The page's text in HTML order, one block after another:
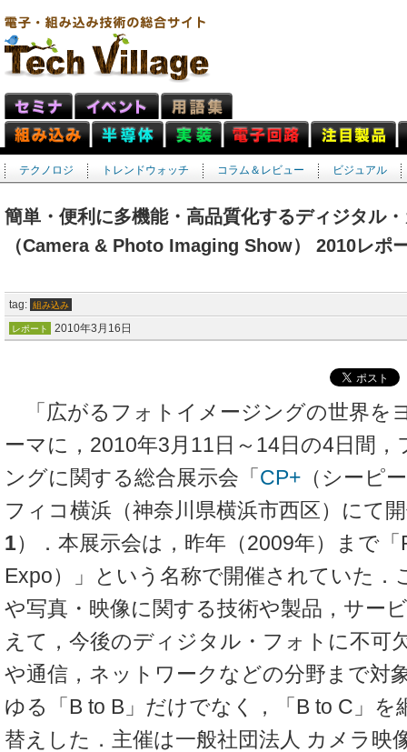
テクノロジ トレンドウォッチ コラム＆レビュー ビジュアル
簡単・便利に多機能・高品質化するディジタル
（Camera & Photo Imaging Show） 2010レポ
tag: 組み込み
レポート 2010年3月16日
「広がるフォトイメージングの世界を
ーマに，2010年3月11日～14日の4日間
ングに関する総合展示会「 CP+ （シーピ
フィコ横浜（神奈川県横浜市西区）にて
1）．本展示会は，昨年（2009年）まで
Expo）」という名称で開催されていた．
や写真・映像に関する技術や製品，サー
えて，今後のディジタル・フォトに不可
や通信，ネットワークなどの分野まで対
ゆる「B to B」だけでなく，「B to C」を
替えした．主催は一般社団法人 カメラ映